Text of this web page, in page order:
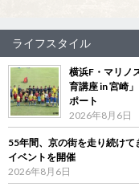
ライフスタイル
横浜F・マリノ
育講座 in 宮崎
ポート
2026年8月6日
55年間、京の街を走り続け
イベントを開催
2026年8月6日